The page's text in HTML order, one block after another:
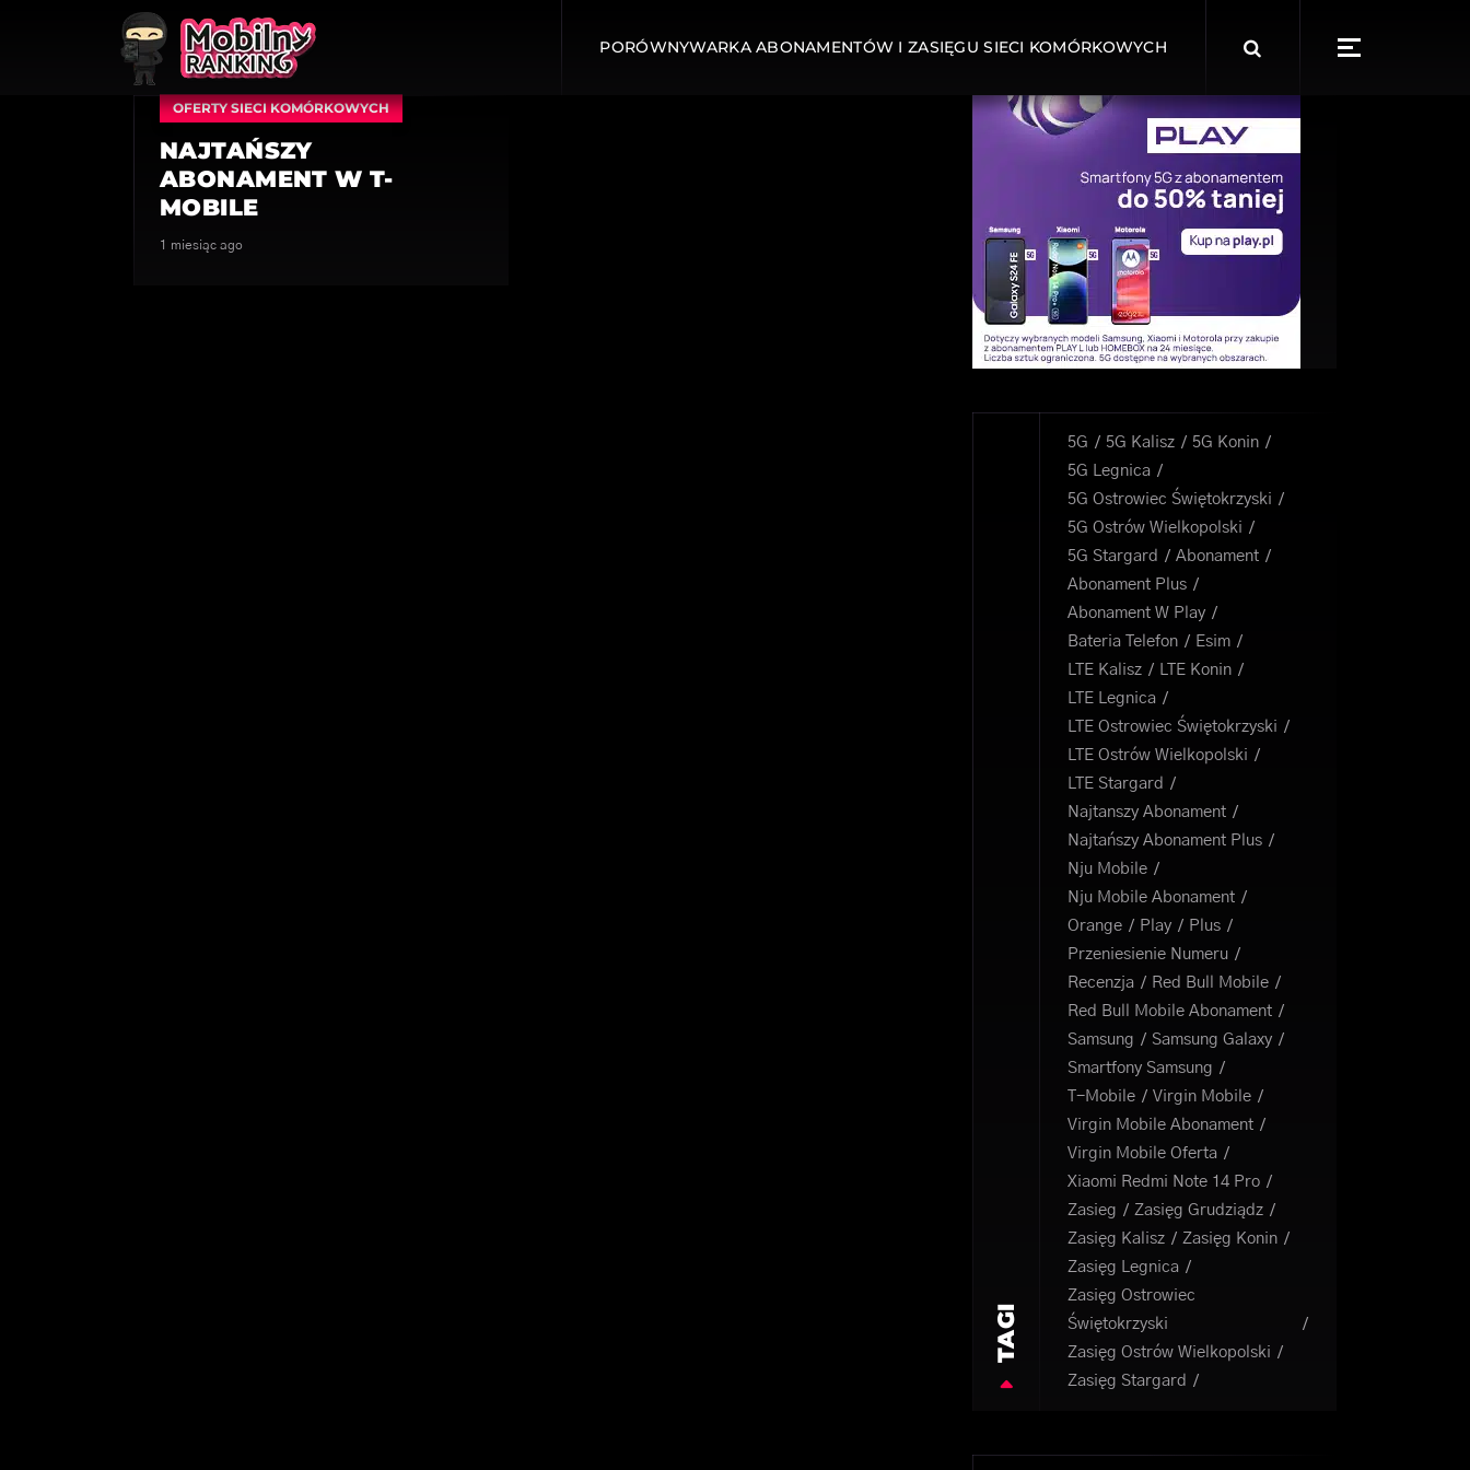
PORÓWNYWARKA ABONAMENTÓW I ZASIĘGU SIECI KOMÓRKOWYCH
for:
OFERTY SIECI KOMÓRKOWYCH
NAJTAŃSZY
ABONAMENT W T-
MOBILE
1 miesiąc ago
TAGI
5G 5G Kalisz
5G Konin
5G Legnica
5G Ostrowiec Świętokrzyski
5G Ostrów Wielkopolski
5G Stargard
Abonament
Abonament Plus
Abonament W Play
Bateria Telefon
Esim
LTE Kalisz
LTE Konin
LTE Legnica
LTE Ostrowiec Świętokrzyski
LTE Ostrów Wielkopolski
LTE Stargard
Najtanszy Abonament
Najtańszy Abonament Plus
Nju Mobile
Nju Mobile Abonament
Orange
Play
Plus
Przeniesienie Numeru
Recenzja
Red Bull Mobile
Red Bull Mobile Abonament
Samsung
Samsung Galaxy
Smartfony Samsung
T-Mobile
Virgin Mobile
Virgin Mobile Abonament
Virgin Mobile Oferta
Xiaomi Redmi Note 14 Pro
Zasieg
Zasięg Grudziądz
Zasięg Kalisz
Zasięg Konin
Zasięg Legnica
Zasięg Ostrowiec
Świętokrzyski
Zasięg Ostrów Wielkopolski
Zasięg Stargard